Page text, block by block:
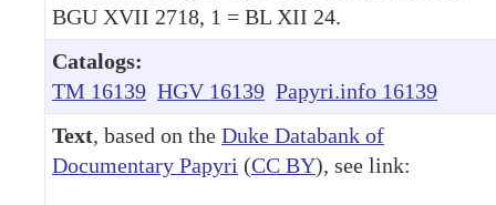
BGU XVII 2718, 1 = BL XII 24.
Catalogs:
TM 16139 HGV 16139 Papyri.info 16139
Text, based on the Duke Databank of
Documentary Papyri (CC BY), see link: